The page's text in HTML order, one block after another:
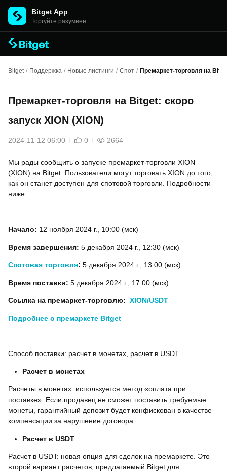
Bitget App
Торгуйте разумнее
Bitget / Поддержка / Новые листинги / Спот / Премаркет-торговля на
Премаркет-торговля на Bitget: скоро
запуск XION (XION)
2024-11-12 06:00 0 2664
Мы рады сообщить о запуске премаркет-торговли XION
(XION) на Bitget. Пользователи могут торговать XION до того,
как он станет доступен для спотовой торговли. Подробности
ниже:
Начало: 12 ноября 2024 г., 10:00 (мск)
Время завершения: 5 декабря 2024 г., 12:30 (мск)
Спотовая торговля: 5 декабря 2024 г., 13:00 (мск)
Время поставки: 5 декабря 2024 г., 17:00 (мск)
Ссылка на премаркет-торговлю: XION/USDT
Подробнее о премаркете Bitget
Способ поставки: расчет в монетах, расчет в USDT
Расчет в монетах
Расчеты в монетах: используется метод «оплата при
поставке». Если продавец не сможет поставить требуемые
монеты, гарантийный депозит будет конфискован в качестве
компенсации за нарушение договора.
Расчет в USDT
Расчет в USDT: новая опция для сделок на премаркете. Это
второй вариант расчетов, предлагаемый Bitget для